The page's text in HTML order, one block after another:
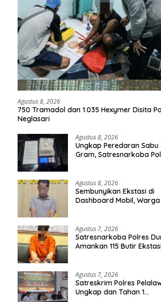
Agustus 8, 2026
750 Tramadol dan 1.035 Hexymer Disita
Neglasari
Agustus 8, 2026
Ungkap Peredaran Sabu
Gram, Satresnarkoba
Agustus 8, 2026
Sembunyikan Ekstasi di
Dashboard Mobil,
Agustus 7, 2026
Satresnarkoba Polres
Amankan 115 Butir Ekstasi,
Agustus 7, 2026
Satreskrim Polres
Ungkap dan Tahan 1